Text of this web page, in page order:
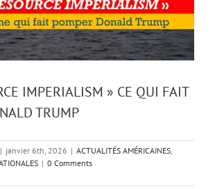
IMPERIALISM » CE QUI FAIT
TRUMP
| janvier 6th, 2026 | ACTUALITÉS AMÉRICAINES
| 0 Comments